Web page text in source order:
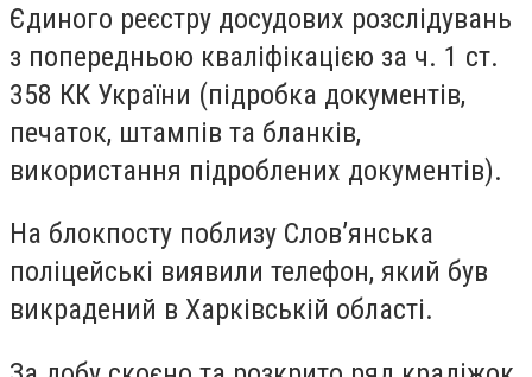
Єдиного реєстру досудових розслідувань
з попередньою кваліфікацією за ч. 1 ст.
358 КК України (підробка документів,
печаток, штампів та бланків,
використання підроблених документів).
На блокпосту поблизу Слов’янська
поліцейські виявили телефон, який був
викрадений в Харківській області.